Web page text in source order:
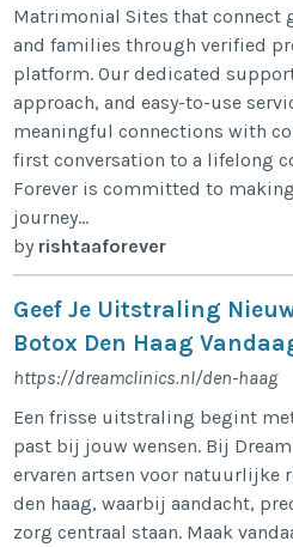
Matrimonial Sites that connect
and families through verified
platform. Our dedicated
approach, and easy-to-use
meaningful connections with
first conversation to a lifelong
Forever is committed to
journey...
by rishtaaforever
Geef Je Uitstraling
Botox Den Haag
https://dreamclinics.nl/den-haag
Een frisse uitstraling begint
past bij jouw wensen. Bij
ervaren artsen voor natuurlijke
den haag, waarbij aandacht,
zorg centraal staan. Maak